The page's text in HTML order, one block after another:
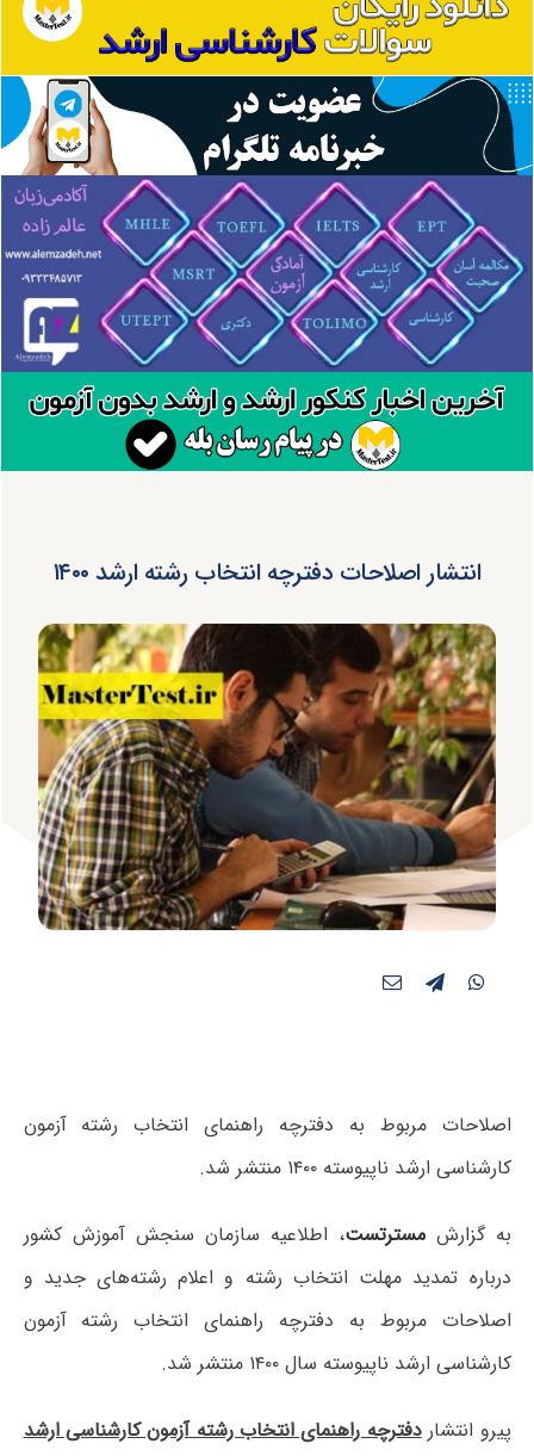
انتشار اصلاحات دفترچه انتخاب رشته ارشد ۱۴۰۰
اصلاحات مربوط به دفترچه راهنمای انتخاب رشته آزمون
کارشناسی ارشد ناپیوسته ۱۴۰۰ منتشر شد.
به گزارشمسترتست، اطلاعیه سازمان سنجش آموزش کشور
درباره تمدید مهلت انتخاب رشته و اعلام رشته‌های جدید و
اصلاحات مربوط به دفترچه راهنمای انتخاب رشته آزمون
کارشناسی ارشد ناپیوسته سال ۱۴۰۰ منتشر شد.
پیرو انتشاردفترچه راهنمای انتخاب رشته آزمون کارشناسی ارشد